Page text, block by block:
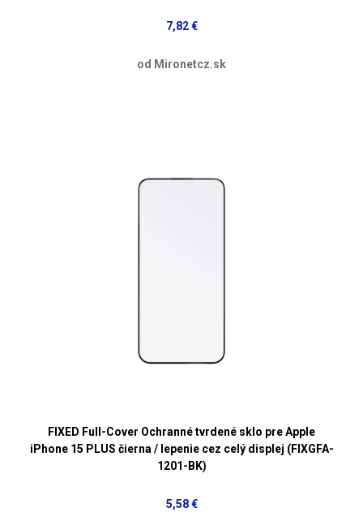
7,82 €
od Mironetcz.sk
FIXED Full-Cover Ochranné tvrdené sklo pre Apple
iPhone 15 PLUS čierna / lepenie cez celý displej (FIXGFA-
1201-BK)
5,58 €